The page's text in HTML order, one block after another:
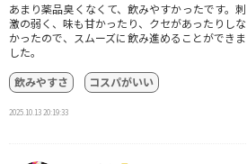
あまり薬品臭くなくて、飲みやすかったです。刺
激の弱く、味も甘かったり、クセがあったりしな
かったので、スムーズに飲み進めることができま
した。
飲みやすさ
コスパがいい
2025.10.13 20:19:33